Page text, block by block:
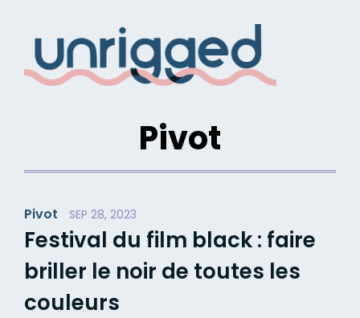
content
Pivot
Pivot SEP 28, 2023
Festival du film black : faire
briller le noir de toutes les
couleurs